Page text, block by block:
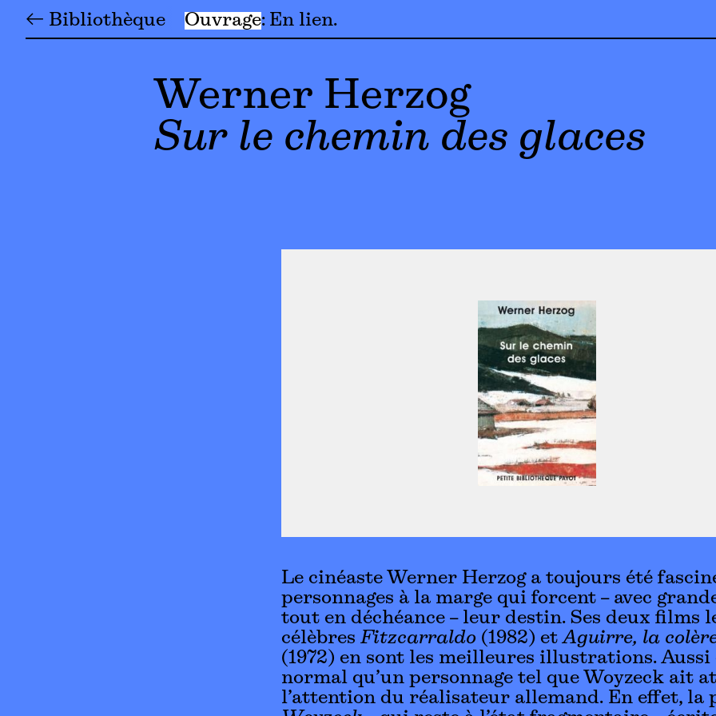
← Bibliothèque Ouvrage En lien
Werner Herzog
Sur le chemin des glaces
Le cinéaste Werner Herzog a toujours été
personnages à la marge qui forcent – avec
tout en déchéance – leur destin. Ses deux films
célèbres Fitzcarraldo (1982) etAguirre, la
(1972) en sont les meilleures illustrations.
normal qu’un personnage tel que Woyzeck ait
l’attention du réalisateur allemand. En effet, la